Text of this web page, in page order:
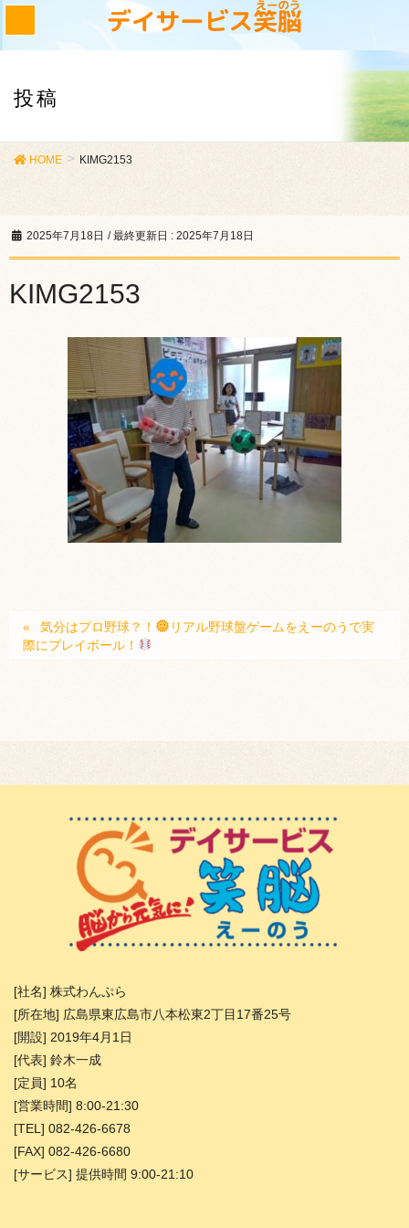
投稿
HOME KIMG2153
2025年7月18日 / 最終更新日 : 2025年7月18日
KIMG2153
気分はプロ野球？！
リアル野球盤ゲームをえーのうで実
際にプレイボール！
[社名] 株式わんぷら
[所在地] 広島県東広島市八本松東2丁目17番25号
[開設] 2019年4月1日
[代表] 鈴木一成
[定員] 10名
[営業時間] 8:00-21:30
[TEL] 082-426-6678
[FAX] 082-426-6680
[サービス] 提供時間 9:00-21:10